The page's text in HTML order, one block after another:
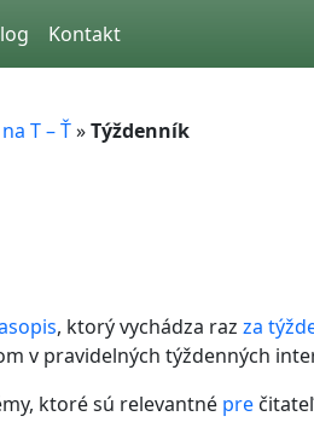
Kontakt
T – Ť»Týždenník
, ktorý vychádza raz za
v pravidelných týždenných
ktoré sú relevantné pre